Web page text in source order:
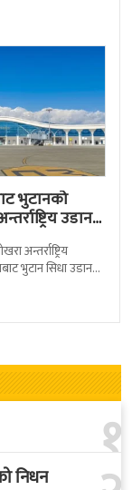
भुटानको
उडान
अन्तर्राष्ट्रिय
भुटान सिधा उडान
१
निधन